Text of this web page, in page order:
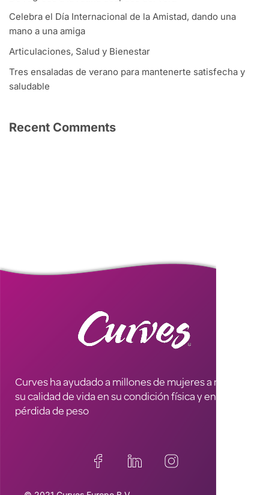
Celebra el Día Internacional de la Amistad, dando una
mano a una amiga
Articulaciones, Salud y Bienestar
Tres ensaladas de verano para mantenerte satisfecha y
saludable
Recent Comments
Curves ha ayudado a millones de mujeres a mejorar
su calidad de vida en su condición física y en la
pérdida de peso